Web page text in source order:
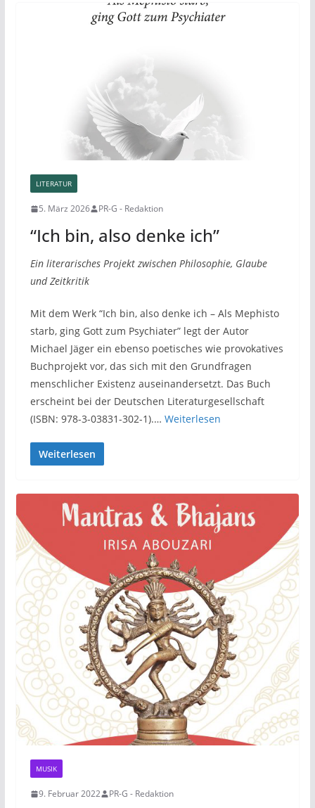
LITERATUR
5. März 2026 PR-G - Redaktion
“Ich bin, also denke ich”
Ein literarisches Projekt zwischen Philosophie, Glaube
und Zeitkritik
Mit dem Werk “Ich bin, also denke ich – Als Mephisto
starb, ging Gott zum Psychiater” legt der Autor
Michael Jäger ein ebenso poetisches wie provokatives
Buchprojekt vor, das sich mit den Grundfragen
menschlicher Existenz auseinandersetzt. Das Buch
erscheint bei der Deutschen Literaturgesellschaft
(ISBN: 978-3-03831-302-1).… Weiterlesen
Weiterlesen
MUSIK
9. Februar 2022 PR-G - Redaktion